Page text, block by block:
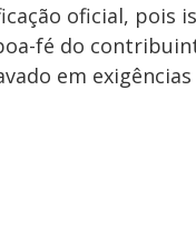
oficial, pois
fé do
em